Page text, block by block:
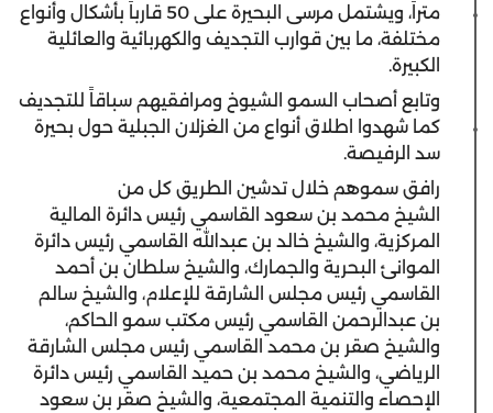
متراً، ويشتمل مرسى البحيرة على 50 قارباً بأشكال وأنواع
مختلفة، ما بين قوارب التجديف والكهربائية والعائلية
الكبيرة.
وتابع أصحاب السمو الشيوخ ومرافقيهم سباقاً للتجديف
كما شهدوا اطلاق أنواع من الغزلان الجبلية حول بحيرة
سد الرفيصة.
رافق سموهم خلال تدشين الطريق كل من
الشيخ محمد بن سعود القاسمي رئيس دائرة المالية
المركزية، والشيخ خالد بن عبدالله القاسمي رئيس دائرة
الموانئ البحرية والجمارك، والشيخ سلطان بن أحمد
القاسمي رئيس مجلس الشارقة للإعلام، والشيخ سالم
بن عبدالرحمن القاسمي رئيس مكتب سمو الحاكم،
والشيخ صقر بن محمد القاسمي رئيس مجلس الشارقة
الرياضي، والشيخ محمد بن حميد القاسمي رئيس دائرة
الإحصاء والتنمية المجتمعية، والشيخ صقر بن سعود